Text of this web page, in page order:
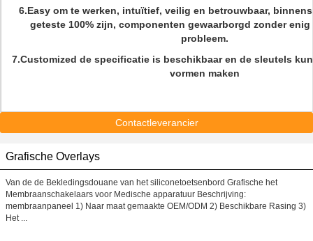
6.Easy om te werken, intuïtief, veilig en betrouwbaar,
geteste 100% zijn, componenten gewaarborgd zonder
probleem.
7.Customized de specificatie is beschikbaar en de sleutels
vormen maken
Contactleverancier
Grafische Overlays
Van de de Bekledingsdouane van het siliconetoetsenbord Grafische het
Membraanschakelaars voor Medische apparatuur Beschrijving:
membraanpaneel 1) Naar maat gemaakte OEM/ODM 2) Beschikbare Rasing 3)
Het ...